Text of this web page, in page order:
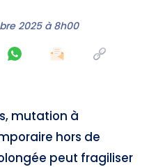
2025 à 8h00
mutation à
hors de
peut fragiliser